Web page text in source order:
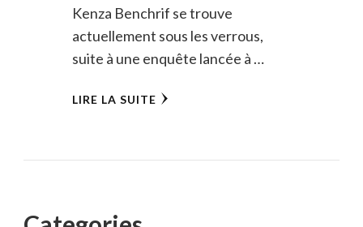
Kenza Benchrif se trouve
actuellement sous les verrous,
suite à une enquête lancée à …
LIRE LA SUITE